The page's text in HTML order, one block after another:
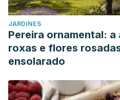
JARDINES
Pereira ornamental:
roxas e flores
ensolarado